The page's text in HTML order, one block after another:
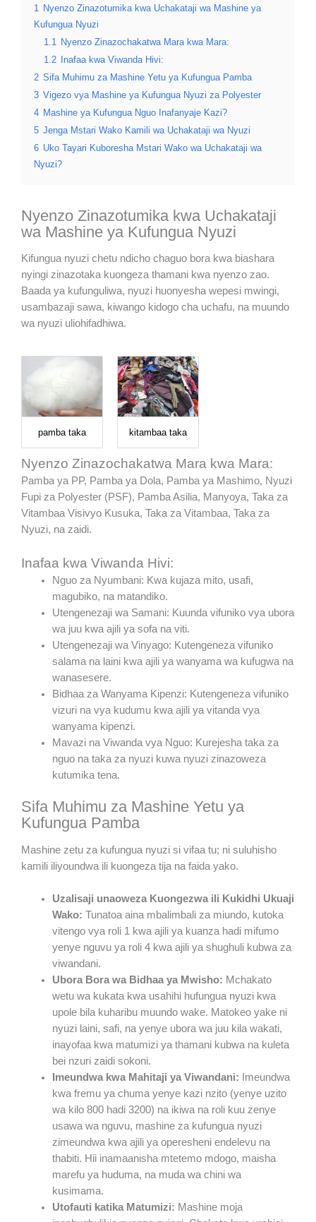
1 Nyenzo Zinazotumika kwa Uchakataji wa Mashine ya
Kufungua Nyuzi
1.1 Nyenzo Zinazochakatwa Mara kwa Mara:
1.2
Inafaa kwa Viwanda Hivi:
2 Sifa Muhimu za Mashine Yetu ya Kufungua Pamba
3 Vigezo vya Mashine ya Kufungua Nyuzi za Polyester
4 Mashine ya Kufungua Nguo Inafanyaje Kazi?
5 Jenga Mstari Wako Kamili wa Uchakataji wa Nyuzi
6 Uko Tayari Kuboresha Mstari Wako wa Uchakataji wa
Nyuzi?
Nyenzo Zinazotumika kwa Uchakataji
wa Mashine ya Kufungua Nyuzi
Kifungua nyuzi chetu ndicho chaguo bora kwa biashara
nyingi zinazotaka kuongeza thamani kwa nyenzo zao.
Baada ya kufunguliwa, nyuzi huonyesha wepesi mwingi,
usambazaji sawa, kiwango kidogo cha uchafu, na muundo
wa nyuzi uliohifadhiwa.
pamba taka kitambaa taka
Nyenzo Zinazochakatwa Mara kwa Mara:
Pamba ya PP, Pamba ya Dola, Pamba ya Mashimo, Nyuzi
Fupi za Polyester (PSF), Pamba Asilia, Manyoya, Taka za
Vitambaa Visivyo Kusuka, Taka za Vitambaa, Taka za
Nyuzi, na zaidi.
Inafaa kwa Viwanda Hivi:
Nguo za Nyumbani: Kwa kujaza mito, usafi,
magubiko, na matandiko.
Utengenezaji wa Samani: Kuunda vifuniko vya ubora
wa juu kwa ajili ya sofa na viti.
Utengenezaji wa Vinyago: Kutengeneza vifuniko
salama na laini kwa ajili ya wanyama wa kufugwa na
wanasesere.
Bidhaa za Wanyama Kipenzi: Kutengeneza vifuniko
vizuri na vya kudumu kwa ajili ya vitanda vya
wanyama kipenzi.
Mavazi na Viwanda vya Nguo: Kurejesha taka za
nguo na taka za nyuzi kuwa nyuzi zinazoweza
kutumika tena.
Sifa Muhimu za Mashine Yetu ya
Kufungua Pamba
Mashine zetu za kufungua nyuzi si vifaa tu; ni suluhisho
kamili iliyoundwa ili kuongeza tija na faida yako.
Uzalisaji unaoweza Kuongezwa ili Kukidhi Ukuaji
Wako: Tunatoa aina mbalimbali za miundo, kutoka
vitengo vya roli 1 kwa ajili ya kuanza hadi mifumo
yenye nguvu ya roli 4 kwa ajili ya shughuli kubwa za
viwandani.
Ubora Bora wa Bidhaa ya Mwisho: Mchakato
wetu wa kukata kwa usahihi hufungua nyuzi kwa
upole bila kuharibu muundo wake. Matokeo yake ni
nyuzi laini, safi, na yenye ubora wa juu kila wakati,
inayofaa kwa matumizi ya thamani kubwa na kuleta
bei nzuri zaidi sokoni.
Imeundwa kwa Mahitaji ya Viwandani: Imeundwa
kwa fremu ya chuma yenye kazi nzito (yenye uzito
wa kilo 800 hadi 3200) na ikiwa na roli kuu zenye
usawa wa nguvu, mashine za kufungua nyuzi
zimeundwa kwa ajili ya operesheni endelevu na
thabiti. Hii inamaanisha mtetemo mdogo, maisha
marefu ya huduma, na muda wa chini wa
kusimama.
Utofauti katika Matumizi: Mashine moja